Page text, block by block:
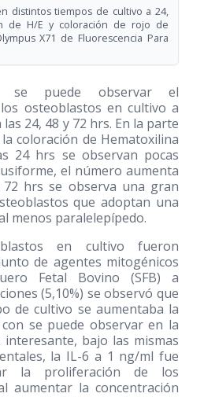
distintos tiempos de cultivo a 24,
de H/E y coloración de rojo de
X71 de Fluorescencia Para
puede observar el
osteoblastos en cultivo a
24, 48 y 72 hrs. En la parte
coloración de Hematoxilina
24 hrs se observan pocas
el número aumenta
hrs se observa una gran
que adoptan una
menos paralelepípedo.
en cultivo fueron
de agentes mitogénicos
Fetal Bovino (SFB) a
(5,10%) se observó que
de cultivo se aumentaba la
se puede observar en la
bajo las mismas
la IL-6 a 1 ng/ml fue
la proliferación de los
aumentar la concentración